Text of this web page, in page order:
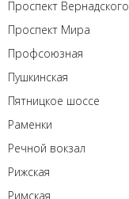
Проспект Вернадского
Проспект Мира
Профсоюзная
Пушкинская
Пятницкое шоссе
Раменки
Речной вокзал
Рижская
Римская